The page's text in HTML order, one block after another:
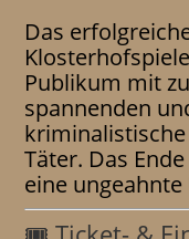
Das
Publikum mit
spannenden
Täter. Das
eine